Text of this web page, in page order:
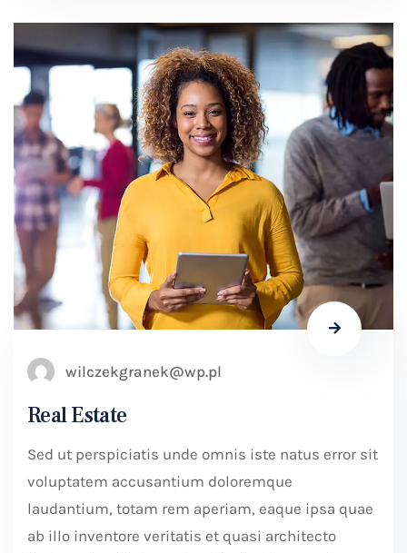
wilczekgranek@wp.pl
Real Estate
Sed ut perspiciatis unde omnis iste natus error sit
voluptatem accusantium doloremque
laudantium, totam rem aperiam, eaque ipsa quae
ab illo inventore veritatis et quasi architecto